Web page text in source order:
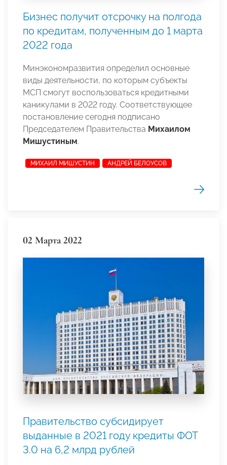
Бизнес получит отсрочку на полгода
по кредитам, полученным до 1 марта
2022 года
Минэкономразвития определил основные
виды деятельности, по которым субъекты
МСП смогут воспользоваться кредитными
каникулами в 2022 году. Соответствующее
постановление сегодня подписано
Председателем Правительства Михаилом
Мишустиным.
МИХАИЛ МИШУСТИН АНДРЕЙ БЕЛОУСОВ
02 Марта 2022
Правительство субсидирует
выданные в 2021 году кредиты ФОТ
3.0 на 6,2 млрд рублей